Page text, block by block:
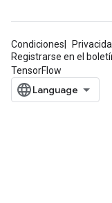
Condiciones
Registrarse en el
TensorFlow